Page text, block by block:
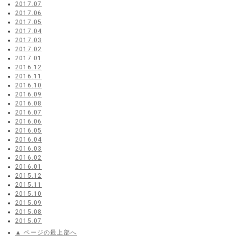
2017.07
2017.06
2017.05
2017.04
2017.03
2017.02
2017.01
2016.12
2016.11
2016.10
2016.09
2016.08
2016.07
2016.06
2016.05
2016.04
2016.03
2016.02
2016.01
2015.12
2015.11
2015.10
2015.09
2015.08
2015.07
▲ ページの最上部へ